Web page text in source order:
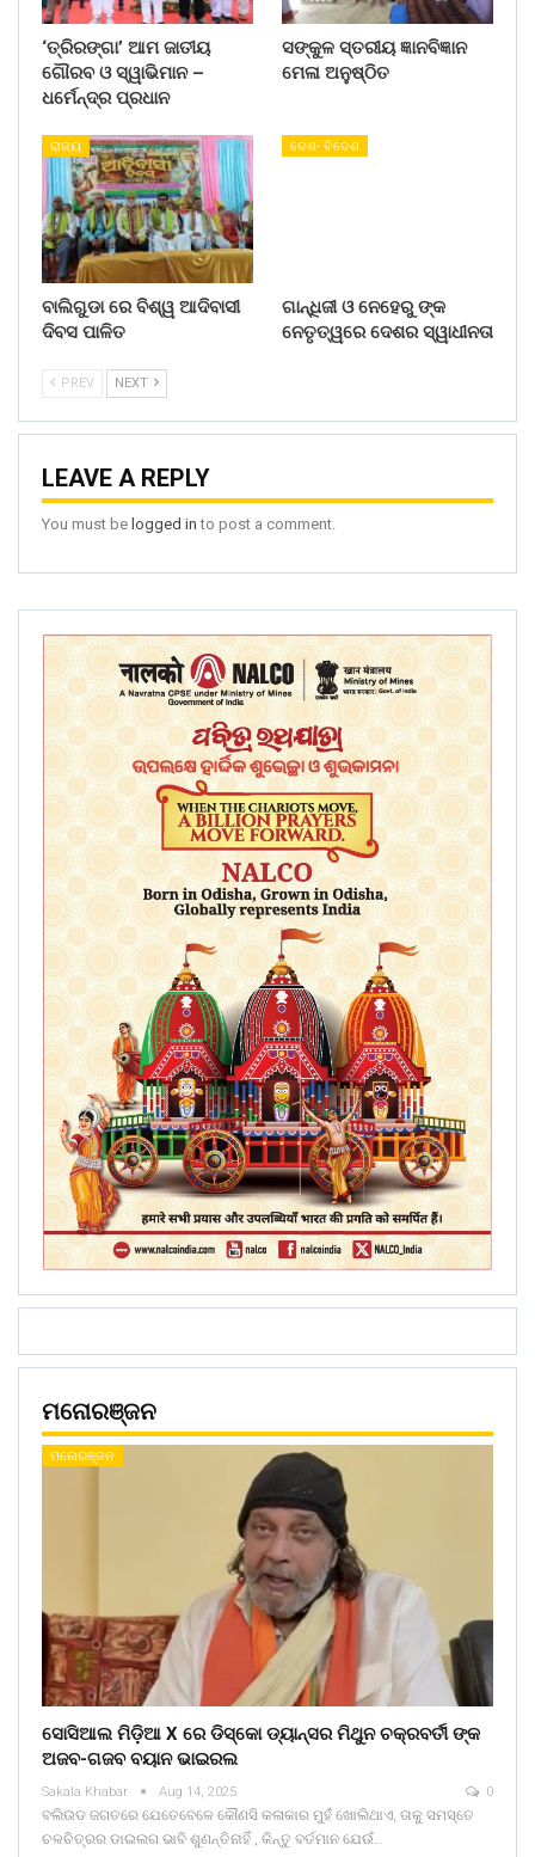
‘ତ୍ରିରଙ୍ଗା’ ଆମ ଜାତୀୟ
ଗୌରବ ଓ ସ୍ୱାଭିମାନ –
ଧର୍ମେନ୍ଦ୍ର ପ୍ରଧାନ
ସଙ୍କୁଳ ସ୍ତରୀୟ ଜ୍ଞାନବିଜ୍ଞାନ
ମେଳା ଅନୁଷ୍ଠିତ
ରାଜ୍ୟ
ବାଲିଗୁଡା ରେ ବିଶ୍ୱ ଆଦିବାସୀ
ଦିବସ ପାଳିତ
ଦେଶ- ବିଦେଶ
ଗାନ୍ଧିଜୀ ଓ ନେହେରୁ ଙ୍କ
ନେତୃତ୍ୱରେ ଦେଶର ସ୍ୱାଧୀନତା
PREV NEXT
LEAVE A REPLY
You must be logged in to post a comment.
ମନୋରଞ୍ଜନ
ମନୋରଞ୍ଜନ
ସୋସିଆଲ ମିଡ଼ିଆ X ରେ ଡିସ୍କୋ ଡ୍ୟାନ୍ସର ମିଥୁନ ଚକ୍ରବର୍ତୀ ଙ୍କ
ଅଜବ-ଗଜବ ବୟାନ ଭାଇରଲ
Sakala Khabar Aug 14, 2025 0
ବଲିଉଡ ଜଗତରେ ଯେତେବେଳେ କୌଣସି କଳାକାର ମୁହଁ ଖୋଲିଥାଏ, ତାକୁ ସମସ୍ତେ
ଚଳଚିତ୍ରର ଡାଇଲଗ ଭାବି ଶୁଣନ୍ତିନାହିଁ , କିନ୍ତୁ ବର୍ତମାନ ଯେଉଁ…